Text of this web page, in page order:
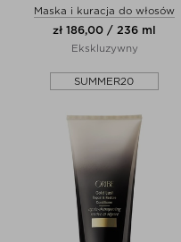
Maska i kuracja do włosów
zł 186,00 / 236 ml
Ekskluzywny
SUMMER20